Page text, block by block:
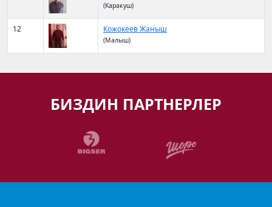
(Каракуш)
12 Кожокеев Жаныш
(Малыш)
БИЗДИН ПАРТНЕРЛЕР